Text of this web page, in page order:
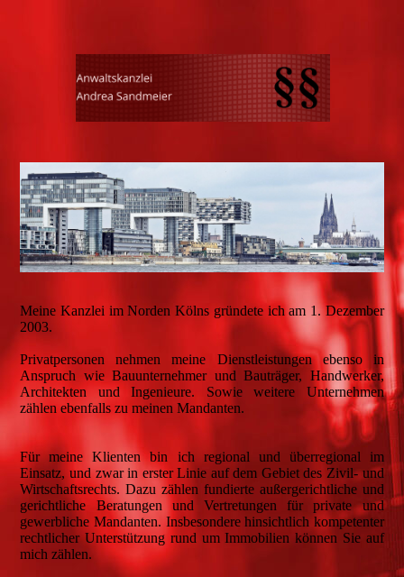
Meine Kanzlei im Norden Kölns gründete ich am 1. Dezember
2003.
Privatpersonen nehmen meine Dienstleistungen ebenso in
Anspruch wie Bauunternehmer und Bauträger, Handwerker,
Architekten und Ingenieure. Sowie weitere Unternehmen
zählen ebenfalls zu meinen Mandanten.
Für meine Klienten bin ich regional und überregional im
Einsatz, und zwar in erster Linie auf dem Gebiet des Zivil- und
Wirtschaftsrechts. Dazu zählen fundierte außergerichtliche und
gerichtliche Beratungen und Vertretungen für private und
gewerbliche Mandanten. Insbesondere hinsichtlich kompetenter
rechtlicher Unterstützung rund um Immobilien können Sie auf
mich zählen.